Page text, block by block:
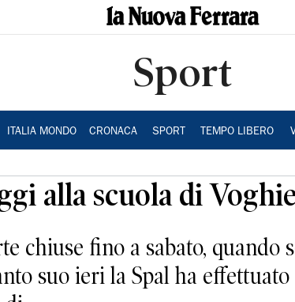
Sport
ITALIA MONDO CRONACA SPORT TEMPO LIBERO
alla scuola di
chiuse fino a sabato, quando
suo ieri la Spal ha